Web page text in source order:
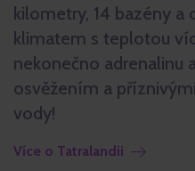
kilometry, 14 bazény
klimatem s teplotou
nekonečno adrenalinu
osvěžením a
vody!
Více o Tatralandii